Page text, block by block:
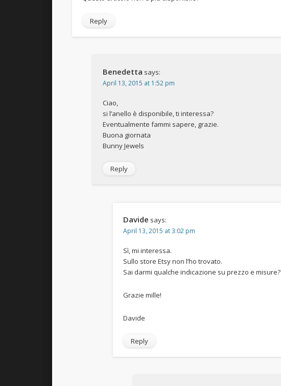
Reply
Benedetta says:
April 13, 2015 at 1:52 pm
Ciao,
si l’anello è disponibile, ti interessa?
Eventualmente fammi sapere, grazie.
Buona giornata
Bunny Jewels
Reply
Davide says:
April 13, 2015 at 3:02 pm
Sì, mi interessa.
Sullo store Etsy non l’ho trovato.
Sai darmi qualche indicazione su prezzo e misure?
Grazie mille!
Davide
Reply